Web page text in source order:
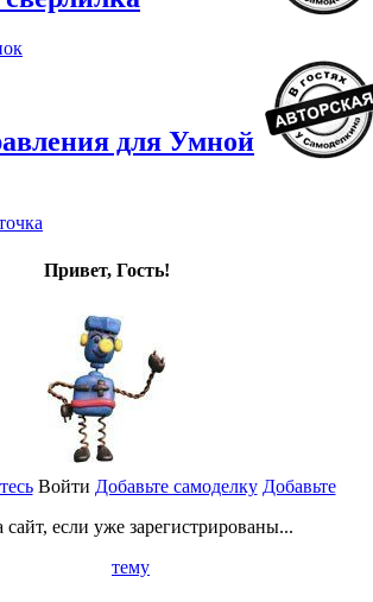
для Умной
Привет, Гость!
если уже зарегистрированы...
Войти Добавьте самоделку Добавьте
тему